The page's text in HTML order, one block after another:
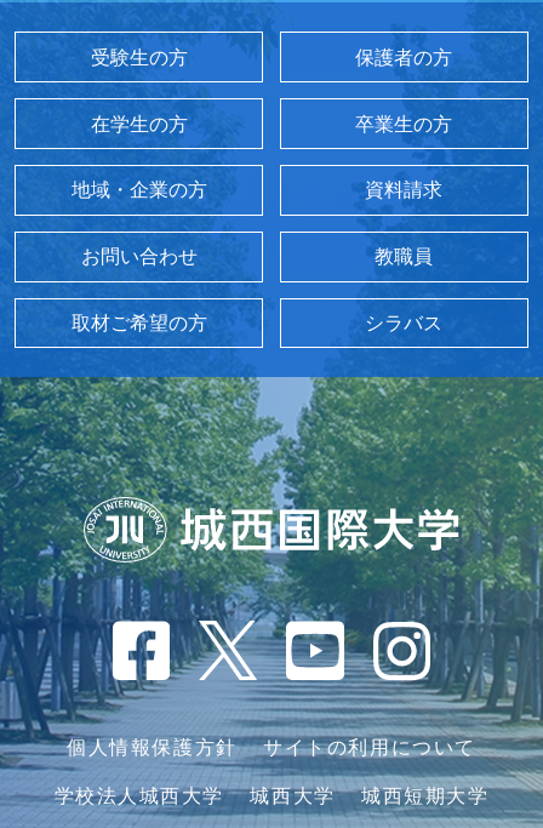
受験生の方 保護者の方
在学生の方 卒業生の方
地域・企業の方 資料請求
お問い合わせ 教職員
取材ご希望の方 シラバス
個人情報保護方針 サイトの利用について
学校法人城西大学 城西大学 城西短期大学